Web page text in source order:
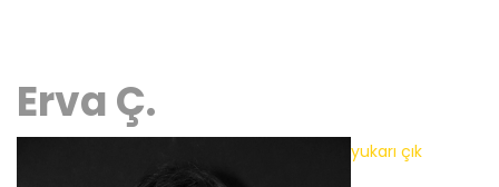
Erva Ç.
yukarı çık